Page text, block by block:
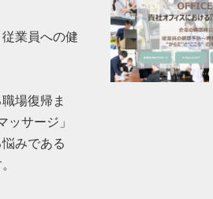
業員への健
場復帰ま
ッサージ」
みである